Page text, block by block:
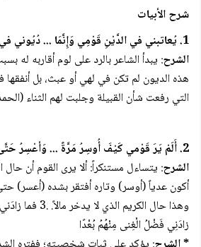
شرح الأبيات
1. يُعاتبني في الدَّيْنِ قَوْمِي وَإِنَّمَا ... دُيُوني في أَشْيَاءَ تَكْسِبُهُم حَمْدا
الشرح: يبدأ الشاعر بالرد على لوم أقاربه له
هذه الديون لم تكن في لهي أو عبث، بل أنفقها
التي رفعت شأن القبيلة وجلبت لهم الثناء
2. أَلَمْ يَرَ قَوْمي كَيْفَ أُوسِرُ مَرَّةً ... وَأعْسِرُ حَتَّى تَبْلُغَ الْعُسْرَةُ الْجُهْدا
الشرح: يتساءل مستنكراً: ألا يرى القوم أن حال
أكون عدياً (أوسر) وتاره أفتقر بشده (أعسر)
وهذا حال الكريم
زادَنِي فَضْلُ الْغِنى مِنْهُمُ بُعْدًا